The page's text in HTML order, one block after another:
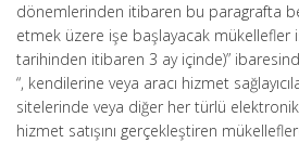
dönemlerinden itibaren bu paragrafta
etmek üzere işe başlayacak mükellefler
tarihinden itibaren 3 ay içinde)”
“, kendilerine veya aracı hizmet
sitelerinde veya diğer her türlü
hizmet satışını gerçekleştiren